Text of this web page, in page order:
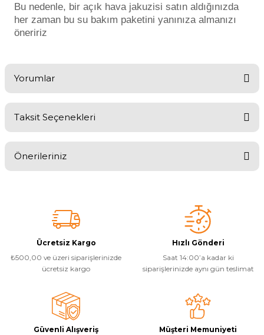
Bu nedenle, bir açık hava jakuzisi satın aldığınızda
her zaman bu su bakım paketini yanınıza almanızı
öneririz
Yorumlar
Taksit Seçenekleri
Önerileriniz
Görüş ve önerileriniz için teşekkür ederiz.
Ürün resmi kalitesiz, bozuk veya görüntülenemiyor.
Ürün açıklamasında eksik bilgiler bulunuyor.
Ürün bilgilerinde hatalar bulunuyor.
Ürün fiyatı diğer sitelerden daha pahalı.
Bu ürüne benzer farklı alternatifler olmalı.
Ücretsiz Kargo
₺500,00 ve üzeri siparişlerinizde
ücretsiz kargo
Hızlı Gönderi
Saat 14:00’a kadar ki
siparişlerinizde aynı gün teslimat
Güvenli Alışveriş
Müşteri Memuniyeti